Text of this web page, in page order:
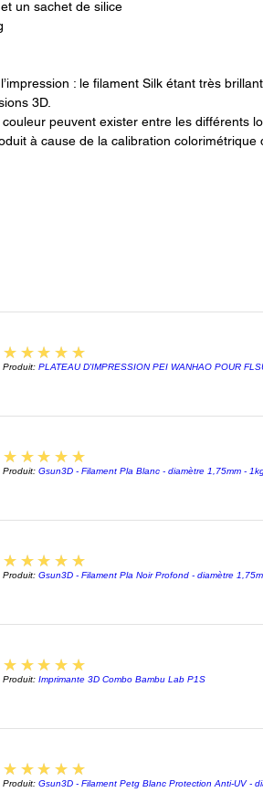
un sachet de silice
: le filament Silk étant très
3D.
peuvent exister entre les différents
à cause de la calibration colorimétrique
5
★★★★★
Produit: PLATEAU D'IMPRESSION PEI WANHAO POUR
5
★★★★★
Produit: Gsun3D - Filament Pla Blanc - diamètre 1,75mm -
5
★★★★★
Produit: Gsun3D - Filament Pla Noir Profond - diamètre
5
★★★★★
Produit: Imprimante 3D Combo Bambu Lab P1S
5
★★★★★
Produit: Gsun3D - Filament Petg Blanc Protection Anti-UV -